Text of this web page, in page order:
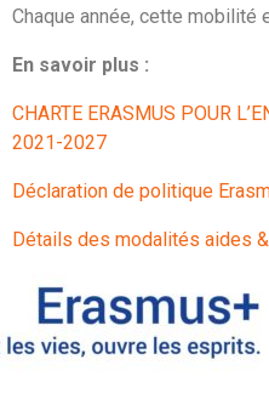
Chaque année, cette mobilité
En savoir plus :
CHARTE ERASMUS POUR
2021-2027
Déclaration de politique
Détails des modalités aides